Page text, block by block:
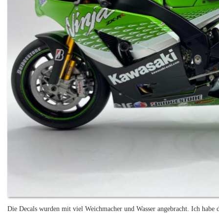
Die Decals wurden mit viel Weichmacher und Wasser angebracht. Ich